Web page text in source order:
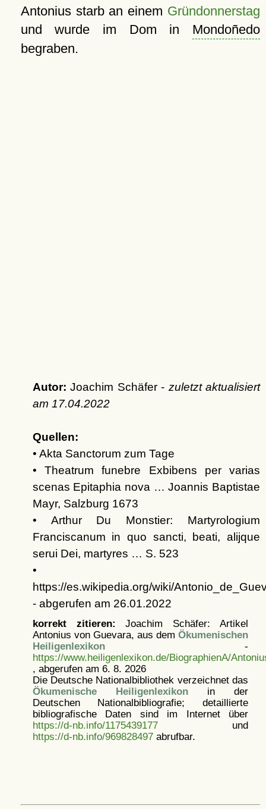
Antonius starb an einem Gründonnerstag
und wurde im Dom in Mondoñedo
begraben.
Autor: Joachim Schäfer - zuletzt aktualisiert
am 17.04.2022
Quellen:
• Akta Sanctorum zum Tage
• Theatrum funebre Exbibens per varias
scenas Epitaphia nova … Joannis Baptistae
Mayr, Salzburg 1673
• Arthur Du Monstier: Martyrologium
Franciscanum in quo sancti, beati, alijque
serui Dei, martyres … S. 523
•
https://es.wikipedia.org/wiki/
- abgerufen am 26.01.2022
korrekt zitieren: Joachim Schäfer: Artikel
Antonius von Guevara, aus dem Ökumenischen
Heiligenlexikon-
https://www.heiligenlexikon.de/BiographienA/
, abgerufen am 6. 8. 2026
Die Deutsche Nationalbibliothek verzeichnet das
Ökumenische Heiligenlexikonin der
Deutschen Nationalbibliografie; detaillierte
bibliografische Daten sind im Internet über
https://d-nb.info/1175439177und
https://d-nb.info/969828497abrufbar.